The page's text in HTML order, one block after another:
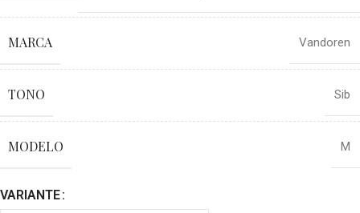
MARCA Vandoren
TONO Sib
MODELO M
VARIANTE